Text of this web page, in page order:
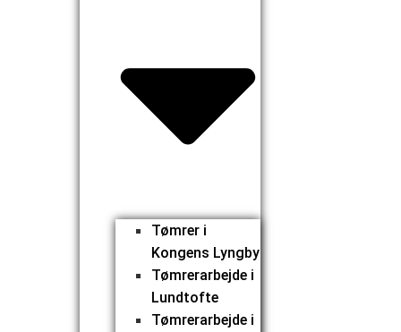
Tømrer i
Kongens Lyngby
Tømrerarbejde i
Lundtofte
Tømrerarbejde i